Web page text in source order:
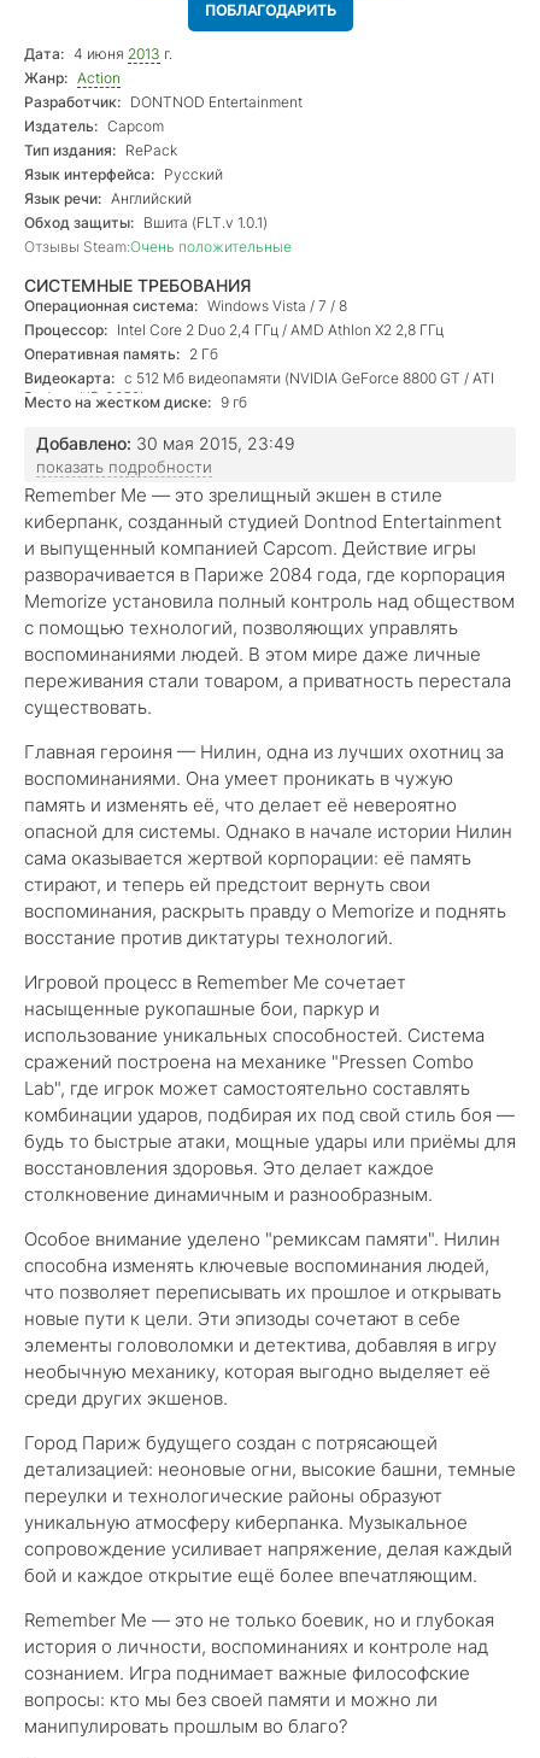
ПОБЛАГОДАРИТЬ
Дата: 4 июня 2013 г.
Жанр: Action
Разработчик: DONTNOD Entertainment
Издатель: Capcom
Тип издания: RePack
Язык интерфейса: Русский
Язык речи: Английский
Обход защиты: Вшита (FLT.v 1.0.1)
Отзывы Steam:Очень положительные
СИСТЕМНЫЕ ТРЕБОВАНИЯ
Операционная система: Windows Vista / 7 / 8
Процессор: Intel Core 2 Duo 2,4 ГГц / AMD Athlon X2 2,8 ГГц
Оперативная память: 2 Гб
Видеокарта: с 512 Mб видеопамяти (NVIDIA GeForce 8800 GT / ATI
Radeon HD 3850)
Место на жестком диске: 9 гб
Добавлено: 30 мая 2015, 23:49
показать подробности
Remember Me — это зрелищный экшен в стиле
киберпанк, созданный студией Dontnod Entertainment
и выпущенный компанией Capcom. Действие игры
разворачивается в Париже 2084 года, где корпорация
Memorize установила полный контроль над обществом
с помощью технологий, позволяющих управлять
воспоминаниями людей. В этом мире даже личные
переживания стали товаром, а приватность перестала
существовать.
Главная героиня — Нилин, одна из лучших охотниц за
воспоминаниями. Она умеет проникать в чужую
память и изменять её, что делает её невероятно
опасной для системы. Однако в начале истории Нилин
сама оказывается жертвой корпорации: её память
стирают, и теперь ей предстоит вернуть свои
воспоминания, раскрыть правду о Memorize и поднять
восстание против диктатуры технологий.
Игровой процесс в Remember Me сочетает
насыщенные рукопашные бои, паркур и
использование уникальных способностей. Система
сражений построена на механике "Pressen Combo
Lab", где игрок может самостоятельно составлять
комбинации ударов, подбирая их под свой стиль боя —
будь то быстрые атаки, мощные удары или приёмы для
восстановления здоровья. Это делает каждое
столкновение динамичным и разнообразным.
Особое внимание уделено "ремиксам памяти". Нилин
способна изменять ключевые воспоминания людей,
что позволяет переписывать их прошлое и открывать
новые пути к цели. Эти эпизоды сочетают в себе
элементы головоломки и детектива, добавляя в игру
необычную механику, которая выгодно выделяет её
среди других экшенов.
Город Париж будущего создан с потрясающей
детализацией: неоновые огни, высокие башни, темные
переулки и технологические районы образуют
уникальную атмосферу киберпанка. Музыкальное
сопровождение усиливает напряжение, делая каждый
бой и каждое открытие ещё более впечатляющим.
Remember Me — это не только боевик, но и глубокая
история о личности, воспоминаниях и контроле над
сознанием. Игра поднимает важные философские
вопросы: кто мы без своей памяти и можно ли
манипулировать прошлым во благо?